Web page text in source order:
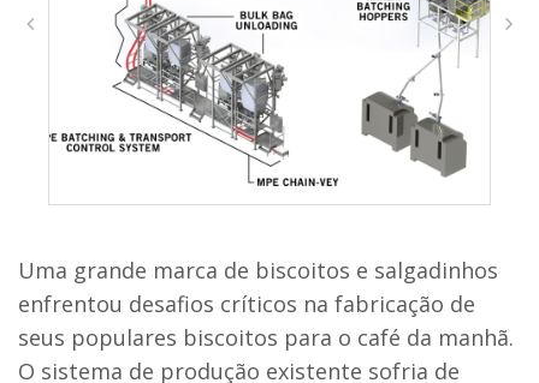
Uma grande marca de biscoitos e salgadinhos
enfrentou desafios críticos na fabricação de
seus populares biscoitos para o café da manhã.
O sistema de produção existente sofria de